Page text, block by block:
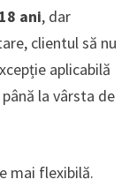
18 ani, dar
clientul să nu
aplicabilă
la vârsta de
mai flexibilă.